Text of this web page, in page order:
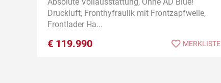
Druckluft, Fronthyfraulik mit Frontzapfwelle,
Frontlader Ha...
€ 119.990 MERKLISTE